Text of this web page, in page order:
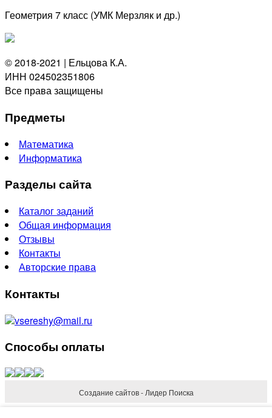
Геометрия 7 класс (УМК Мерзляк и др.)
© 2018-2021 | Ельцова К.А.
ИНН 024502351806
Все права защищены
Предметы
Математика
Информатика
Разделы сайта
Каталог заданий
Общая информация
Отзывы
Контакты
Авторские права
Контакты
vsereshy@mail.ru
Способы оплаты
Создание сайтов - Лидер Поиска